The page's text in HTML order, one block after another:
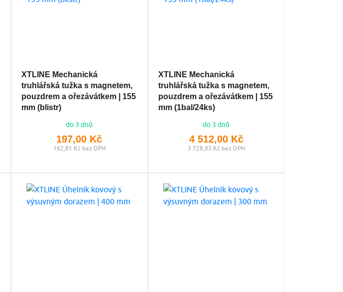
XTLINE Mechanická
truhlářská tužka s magnetem,
pouzdrem a ořezávátkem | 155
mm (blistr)
do 3 dnů
197,00 Kč
162,81 Kč bez DPH
XTLINE Mechanická
truhlářská tužka s magnetem,
pouzdrem a ořezávátkem | 155
mm (1bal/24ks)
do 3 dnů
4 512,00 Kč
3 728,93 Kč bez DPH